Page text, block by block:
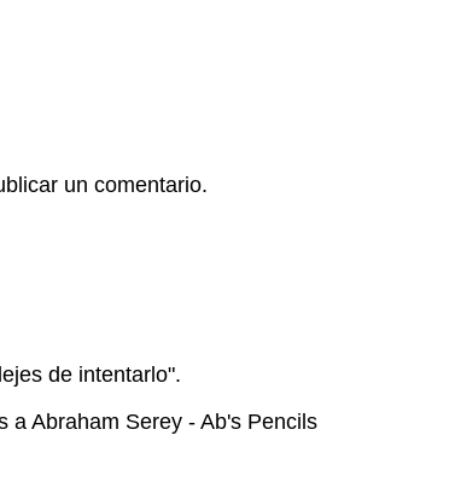
un comentario.
de intentarlo".
a Abraham Serey - Ab's Pencils